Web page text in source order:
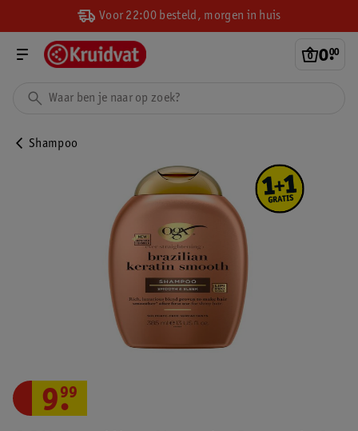
Voor 22:00 besteld, morgen in huis
0.
00
Shampoo
9.
99